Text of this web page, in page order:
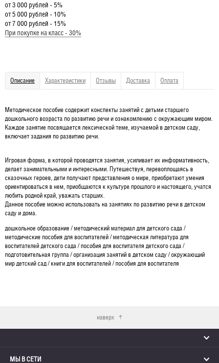
от 3 000 рублей - 5%
от 5 000 рублей - 10%
от 7 000 рублей - 15%
При покупке на класс - 30%
Описание Характеристики Отзывы Доставка Оплата
Методическое пособие содержит конспекты занятий с детьми старшего
дошкольного возраста по развитию речи и ознакомлению с окружающим миром.
Каждое занятие посвящается лексической теме, изучаемой в детском саду,
включает задания по развитию речи.
Игровая форма, в которой проводятся занятия, усиливает их информативность,
делает занимательными и интересными. Путешествуя, перевоплощаясь в
сказочных героев, дети получают представления о мире, приобретают умения
ориентироваться в нем, приобщаются к культуре прошлого и настоящего, учатся
любить родной край, уважать старших.
Данное пособие можно использовать на занятиях по развитию речи в детском
саду и дома.
дошкольное образование / методический материал для детского сада /
методические пособия для воспитателей / методическая литература для
воспитателей детского сада / пособия для воспитателя детского сада /
подготовительная группа / организация занятий в детском саду / окружающий
мир детский сад / книги для воспитателей / пособия для воспитателя
наверх
МЫ В СЕТИ